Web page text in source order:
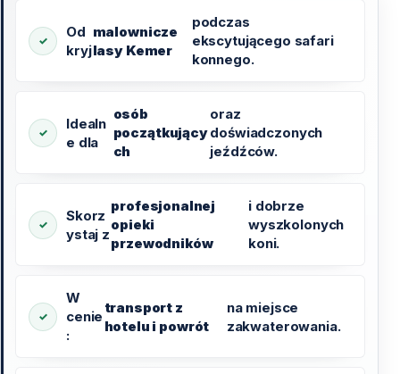
Od
kryj
malownicze
lasy Kemer
podczas
ekscytującego safari
konnego.
Idealn
e dla
osób
początkujący
ch
oraz
doświadczonych
jeźdźców.
Skorz
ystaj z
profesjonalnej
opieki
przewodników
i dobrze
wyszkolonych
koni.
W
cenie
:
transport z
hotelu i powrót
na miejsce
zakwaterowania.